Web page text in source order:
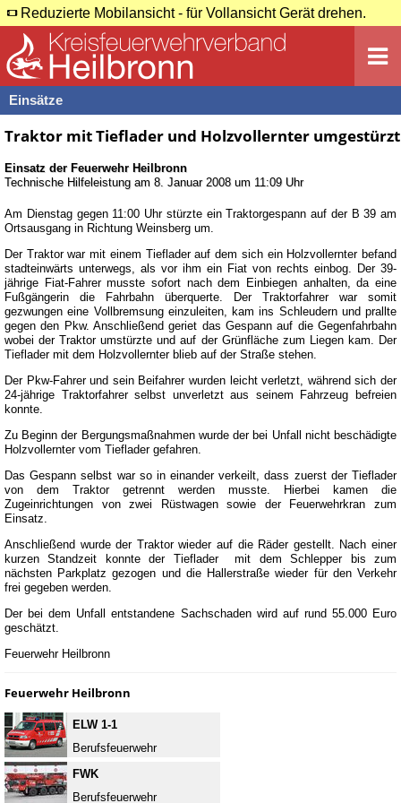
Reduzierte Mobilansicht - für Vollansicht Gerät drehen.
Einsätze
Traktor mit Tieflader und Holzvollernter umgestürzt
Einsatz der FeuerwehrHeilbronn
Technische Hilfeleistung am 8. Januar 2008 um 11:09 Uhr
Am Dienstag gegen 11:00 Uhr stürzte ein Traktorgespann auf der B 39 am
Ortsausgang in Richtung Weinsberg um.
Der Traktor war mit einem Tieflader auf dem sich ein Holzvollernter befand
stadteinwärts unterwegs, als vor ihm ein Fiat von rechts einbog. Der 39-
jährige Fiat-Fahrer musste sofort nach dem Einbiegen anhalten, da eine
Fußgängerin die Fahrbahn überquerte. Der Traktorfahrer war somit
gezwungen eine Vollbremsung einzuleiten, kam ins Schleudern und prallte
gegen den Pkw. Anschließend geriet das Gespann auf die Gegenfahrbahn
wobei der Traktor umstürzte und auf der Grünfläche zum Liegen kam. Der
Tieflader mit dem Holzvollernter blieb auf der Straße stehen.
Der Pkw-Fahrer und sein Beifahrer wurden leicht verletzt, während sich der
24-jährige Traktorfahrer selbst unverletzt aus seinem Fahrzeug befreien
konnte.
Zu Beginn der Bergungsmaßnahmen wurde der bei Unfall nicht beschädigte
Holzvollernter vom Tieflader gefahren.
Das Gespann selbst war so in einander verkeilt, dass zuerst der Tieflader
von dem Traktor getrennt werden musste. Hierbei kamen die
Zugeinrichtungen von zwei Rüstwagen sowie der Feuerwehrkran zum
Einsatz.
Anschließend wurde der Traktor wieder auf die Räder gestellt. Nach einer
kurzen Standzeit konnte der Tieflader mit dem Schlepper bis zum
nächsten Parkplatz gezogen und die Hallerstraße wieder für den Verkehr
frei gegeben werden.
Der bei dem Unfall entstandene Sachschaden wird auf rund 55.000 Euro
geschätzt.
Feuerwehr Heilbronn
Feuerwehr Heilbronn
ELW 1-1
Berufsfeuerwehr
FWK
Berufsfeuerwehr